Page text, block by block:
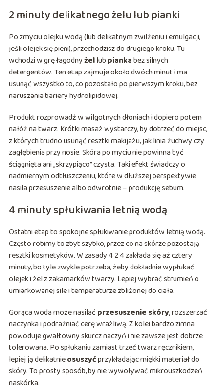
2 minuty delikatnego żelu lub pianki
Po zmyciu olejku wodą (lub delikatnym zwilżeniu i emulgacji,
jeśli olejek się pieni), przechodzisz do drugiego kroku. Tu
wchodzi w grę łagodnyżellub piankabez silnych
detergentów. Ten etap zajmuje około dwóch minut i ma
usunąć wszystko to, co pozostało po pierwszym kroku, bez
naruszania bariery hydrolipidowej.
Produkt rozprowadź w wilgotnych dłoniach i dopiero potem
nałóż na twarz. Krótki masaż wystarczy, by dotrzeć do miejsc,
z których trudno usunąć resztki makijażu, jak linia żuchwy czy
zagłębienia przy nosie. Skóra po myciu nie powinna być
ściągnięta ani „skrzypiąco” czysta. Taki efekt świadczy o
nadmiernym odtłuszczeniu, które w dłuższej perspektywie
nasila przesuszenie albo odwrotnie – produkcję sebum.
4 minuty spłukiwania letnią wodą
Ostatni etap to spokojne spłukiwanie produktów letnią wodą.
Często robimy to zbyt szybko, przez co na skórze pozostają
resztki kosmetyków. W zasady 4 2 4 zakłada się aż cztery
minuty, bo tyle zwykle potrzeba, żeby dokładnie wypłukać
olejek i żel z zakamarków twarzy. Lepiej wybrać strumień o
umiarkowanej sile i temperaturze zbliżonej do ciała.
Gorąca woda może nasilać przesuszenie skóry, rozszerzać
naczynka i podrażniać cerę wrażliwą. Z kolei bardzo zimna
powoduje gwałtowny skurcz naczyń i nie zawsze jest dobrze
tolerowana. Po spłukaniu zamiast trzeć twarz ręcznikiem,
lepiej ją delikatnieosuszyćprzykładając miękki materiał do
skóry. To prosty sposób, by nie wywoływać mikrouszkodzeń
naskórka.